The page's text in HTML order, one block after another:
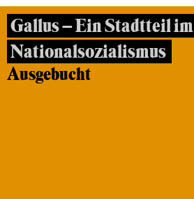
Gallus – Ein Stadtteil im
Nationalsozialismus
Ausgebucht